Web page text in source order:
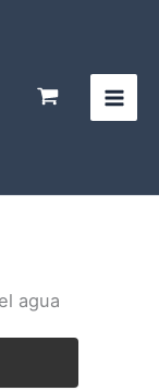
agua